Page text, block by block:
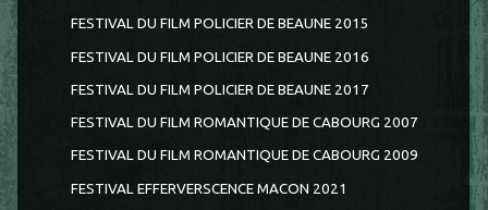
FESTIVAL DU FILM POLICIER DE BEAUNE 2015
FESTIVAL DU FILM POLICIER DE BEAUNE 2016
FESTIVAL DU FILM POLICIER DE BEAUNE 2017
FESTIVAL DU FILM ROMANTIQUE DE CABOURG 2007
FESTIVAL DU FILM ROMANTIQUE DE CABOURG 2009
FESTIVAL EFFERVERSCENCE MACON 2021